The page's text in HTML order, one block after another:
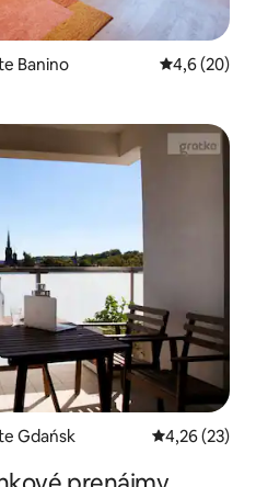
Banino Priemerné
4,6 (20)
Gdańsk Priemerné
4,26 (23)